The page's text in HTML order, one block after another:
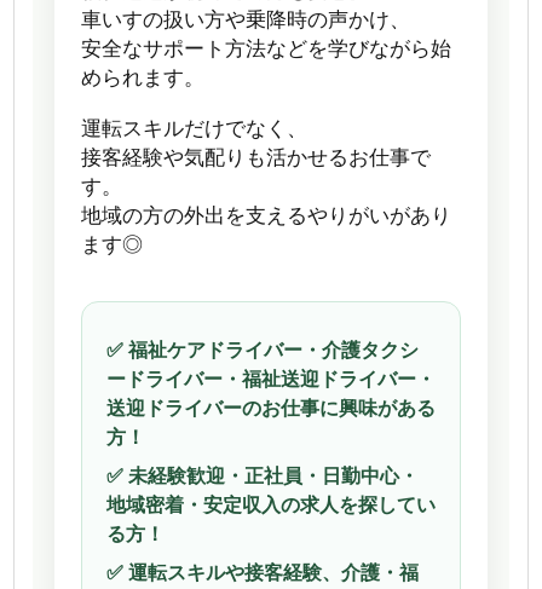
車いすの扱い方や乗降時の声かけ、
安全なサポート方法などを学びながら始
められます。
運転スキルだけでなく、
接客経験や気配りも活かせるお仕事で
す。
地域の方の外出を支えるやりがいがあり
ます◎
✅ 福祉ケアドライバー・介護タクシ
ードライバー・福祉送迎ドライバー・
送迎ドライバーのお仕事に興味がある
方！
✅ 未経験歓迎・正社員・日勤中心・
地域密着・安定収入の求人を探してい
る方！
✅ 運転スキルや接客経験、介護・福